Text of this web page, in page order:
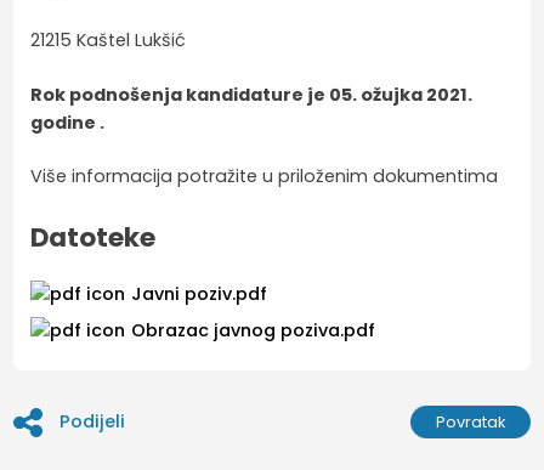
21215 Kaštel Lukšić
Rok podnošenja kandidature je 05. ožujka 2021.
godine .
Više informacija potražite u priloženim dokumentima
Datoteke
Javni poziv.pdf
Obrazac javnog poziva.pdf
Podijeli Povratak